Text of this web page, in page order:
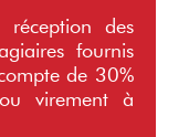
réception des
fournis
de 30%
virement à